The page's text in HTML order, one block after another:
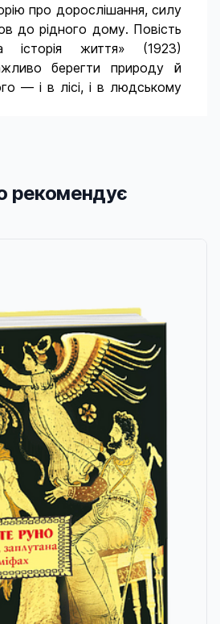
про дорослішання, силу
до рідного дому. Повість
історія життя» (1923)
берегти природу й
— і в лісі, і в людському
рекомендує